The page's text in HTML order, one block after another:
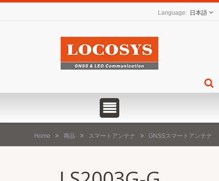
日本語
Home 商品 スマートアンテナ GNSSスマートアンテナ